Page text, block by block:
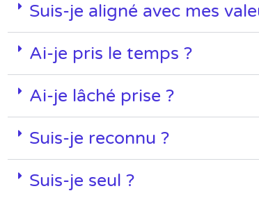
Suis-je aligné avec mes
Ai-je pris le temps ?
Ai-je lâché prise ?
Suis-je reconnu ?
Suis-je seul ?